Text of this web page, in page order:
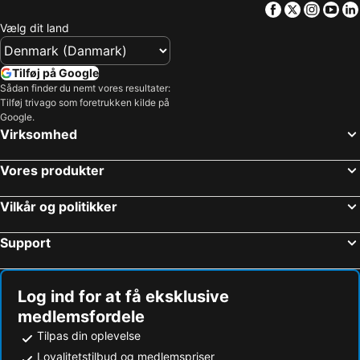
Facebook
Twitter
Vælg dit land
Tilføj på Google
Sådan finder du nemt vores resultater:
Tilføj trivago som foretrukken kilde på
Google.
Virksomhed
Vores produkter
Vilkår og politikker
Support
Log ind for at få eksklusive
medlemsfordele
Tilpas din oplevelse
Loyalitetstilbud og medlemspriser